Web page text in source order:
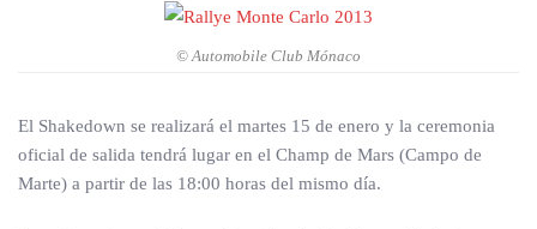
© Automobile Club Mónaco
El Shakedown se realizará el martes 15 de enero y la ceremonia
oficial de salida tendrá lugar en el Champ de Mars (Campo de
Marte) a partir de las 18:00 horas del mismo día.